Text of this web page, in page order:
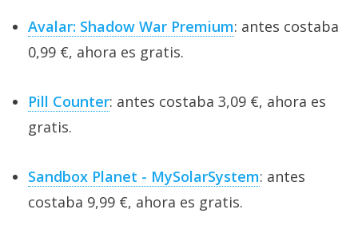
Avalar: Shadow War Premium: antes costaba
0,99 €, ahora es gratis.
Pill Counter: antes costaba 3,09 €, ahora es
gratis.
Sandbox Planet - MySolarSystem: antes
costaba 9,99 €, ahora es gratis.